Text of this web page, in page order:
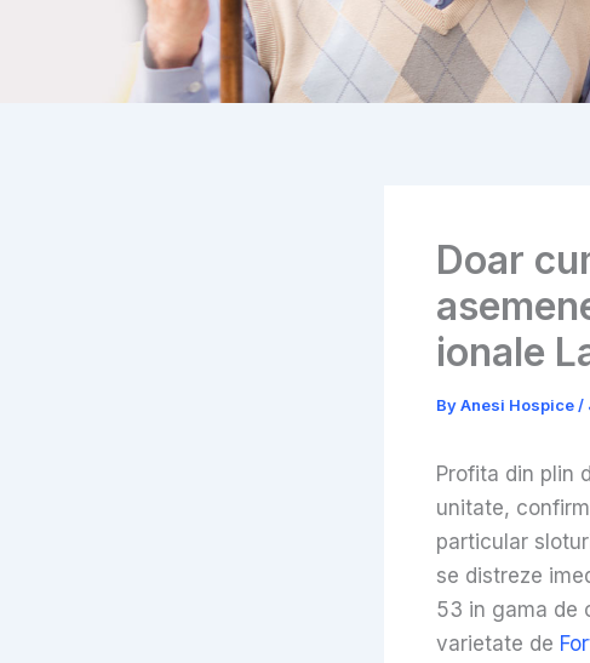
Doar
ionale
ByAnesi Hospice /
Profita din plin
unitate,
particular
se distreze
53 in gama de
varietate de